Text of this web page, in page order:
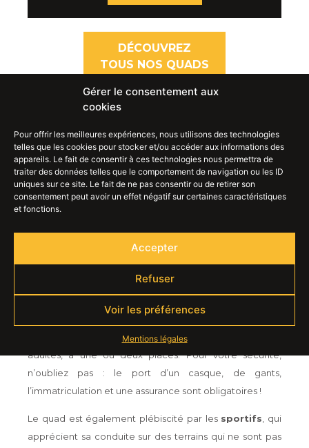
Gérer le consentement aux
cookies
Pour offrir les meilleures expériences, nous utilisons des technologies
telles que les cookies pour stocker et/ou accéder aux informations des
appareils. Le fait de consentir à ces technologies nous permettra de
traiter des données telles que le comportement de navigation ou les ID
uniques sur ce site. Le fait de ne pas consentir ou de retirer son
consentement peut avoir un effet négatif sur certaines caractéristiques
et fonctions.
Accepter
Refuser
Voir les préférences
Mentions légales
DÉCOUVREZ
TOUS NOS QUADS
LE PARTENAIREDE
VOS LOISIRS
jusqu’à l’entretien de votre quad
balades et randonnées en famille
quads adaptés aux enfants
adultes, à une ou deux places. Pour votre sécurité,
n’oubliez pas : le port d’un casque, de gants,
l’immatriculation et une assurance sont obligatoires !
Le quad est également plébiscité par les sportifs, qui
apprécient sa conduite sur des terrains qui ne sont pas